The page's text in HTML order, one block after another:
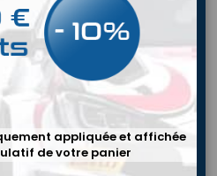
appliquée et affichée
de votre panier